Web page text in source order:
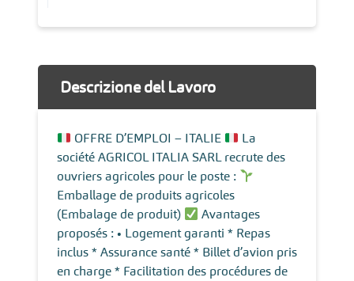
Descrizione del Lavoro
OFFRE D’EMPLOI – ITALIE
La
société AGRICOL ITALIA SARL recrute des
ouvriers agricoles pour le poste :
Emballage de produits agricoles
(Embalage de produit)
Avantages
proposés : • Logement garanti * Repas
inclus * Assurance santé * Billet d’avion pris
en charge * Facilitation des procédures de